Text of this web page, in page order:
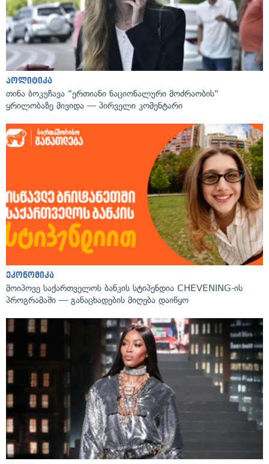
პოლიტიკა
თინა ბოკუჩავა "ერთიანი ნაციონალური მოძრაობის"
ყრილობაზე მივიდა — პირველი კომენტარი
ეკონომიკა
მოიპოვე საქართველოს ბანკის სტიპენდია CHEVENING-ის
პროგრამაში — განაცხადების მიღება დაიწყო